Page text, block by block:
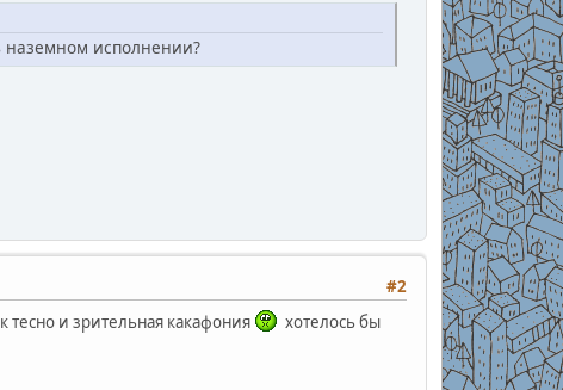
наземном исполнении?
#2
тесно и зрительная какафония
хотелось бы